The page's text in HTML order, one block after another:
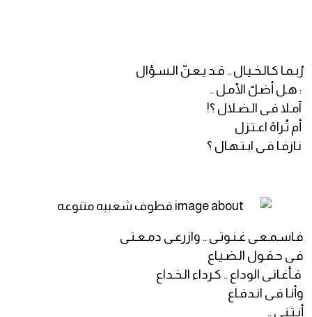
رُبـمـا كـالـخـيـال .. قـد يـعـنّ الـسـؤال
: هـل أضـلّ الأمـل ..
آمـلا فـى الـضـلال ؟!
أم تُـراهً اعـتـزل
نـازفـا فـى ابـتـهـال ؟
فـاسـمـعـى غـنـوتـى .. وازرعـى دمـعـتـى
فـى حـقـول الـضـيـاع
فـأغـانـى الوداع .. كـرداء الـخـداع
وأنـا فـى انـدفـاع
أنـثـنـى ..